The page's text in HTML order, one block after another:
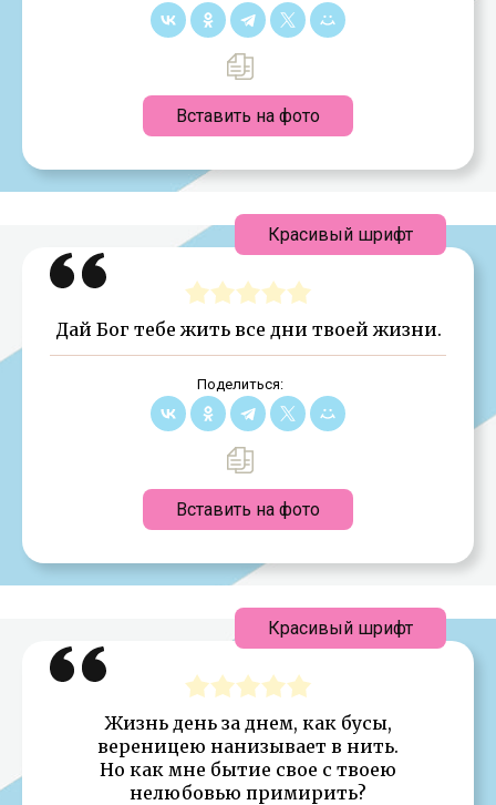
Вставить на фото
Дай Бог тебе жить все дни твоей жизни.
Поделиться:
Вставить на фото
Красивый шрифт
Жизнь день за днем, как бусы,
вереницею нанизывает в нить.
Но как мне бытие свое с твоею
нелюбовью примирить?
Красивый шрифт